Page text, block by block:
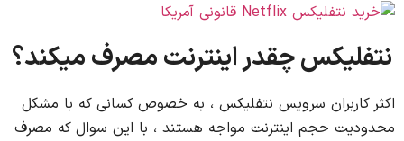
نتفلیکس چقدر اینترنت مصرف میکند؟
اکثر کاربران سرویس نتفلیکس ، به خصوص کسانی که با مشکل
محدودیت حجم اینترنت مواجه هستند ، با این سوال که مصرف